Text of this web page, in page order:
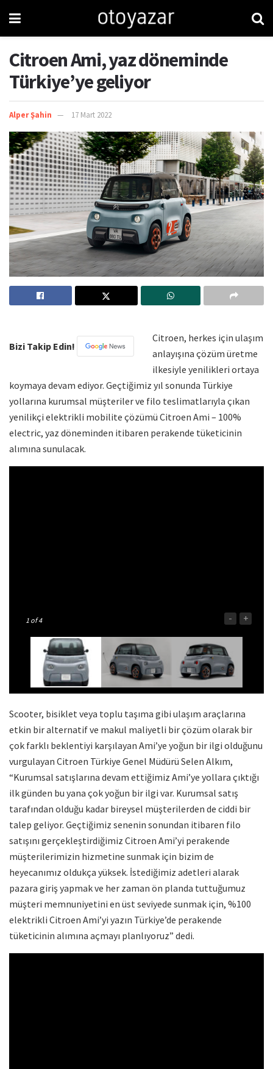
Citroen Ami, yaz döneminde
Türkiye’ye geliyor
Alper Şahin 17 Mart 2022
Bizi Takip Edin!
Citroen, herkes için ulaşım
anlayışına çözüm üretme
ilkesiyle yenilikleri ortaya
koymaya devam ediyor. Geçtiğimiz yıl sonunda Türkiye
yollarına kurumsal müşteriler ve filo teslimatlarıyla çıkan
yenilikçi elektrikli mobilite çözümü Citroen Ami – 100%
electric, yaz döneminden itibaren perakende tüketicinin
alımına sunulacak.
1 of 4 - +
Scooter, bisiklet veya toplu taşıma gibi ulaşım araçlarına
etkin bir alternatif ve makul maliyetli bir çözüm olarak bir
çok farklı beklentiyi karşılayan Ami’ye yoğun bir ilgi olduğunu
vurgulayan Citroen Türkiye Genel Müdürü Selen Alkım,
“Kurumsal satışlarına devam ettiğimiz Ami’ye yollara çıktığı
ilk günden bu yana çok yoğun bir ilgi var. Kurumsal satış
tarafından olduğu kadar bireysel müşterilerden de ciddi bir
talep geliyor. Geçtiğimiz senenin sonundan itibaren filo
satışını gerçekleştirdiğimiz Citroen Ami’yi perakende
müşterilerimizin hizmetine sunmak için bizim de
heyecanımız oldukça yüksek. İstediğimiz adetleri alarak
pazara giriş yapmak ve her zaman ön planda tuttuğumuz
müşteri memnuniyetini en üst seviyede sunmak için, %100
elektrikli Citroen Ami’yi yazın Türkiye’de perakende
tüketicinin alımına açmayı planlıyoruz” dedi.